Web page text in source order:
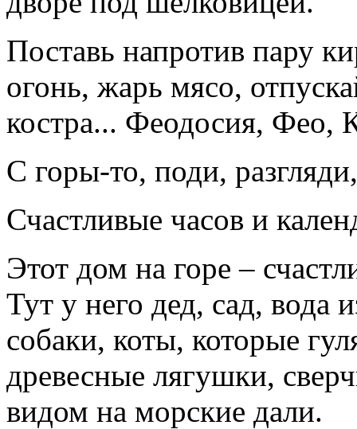
Поставь напротив пару
огонь, жарь мясо,
костра... Феодосия, Фео,
С горы-то, поди,
Счастливые часов и
Этот дом на горе –
Тут у него дед, сад, вода
собаки, коты, которые
древесные лягушки,
видом на морские дали.